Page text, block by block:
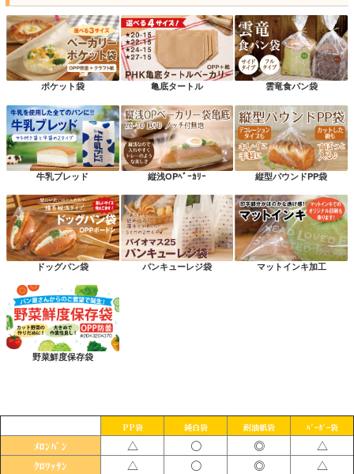
ポケット袋 亀底タートル 雲竜食パン袋
牛乳ブレッド 縦浅OPﾍﾞｰｶﾘｰ 縦型パウンドPP袋
ドッグパン袋 パンキューレジ袋 マットインキ加工
野菜鮮度保存袋
PP袋 純白袋 耐油紙袋 ﾊﾞｰｶﾞｰ袋
ﾒﾛﾝﾊﾟﾝ △ 〇 ◎ △
ｸﾛﾜｯｻﾝ △ 〇 ◎ △